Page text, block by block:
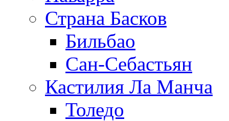
Страна Басков
Бильбао
Сан-Себастьян
Кастилия Ла Манча
Толедо